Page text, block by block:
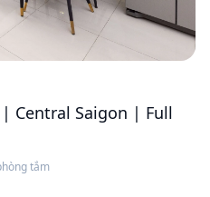
Central Saigon | Full
tắm